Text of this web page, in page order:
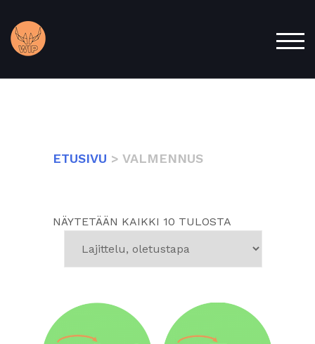
content
ETUSIVU > VALMENNUS
NÄYTETÄÄN KAIKKI 10 TULOSTA